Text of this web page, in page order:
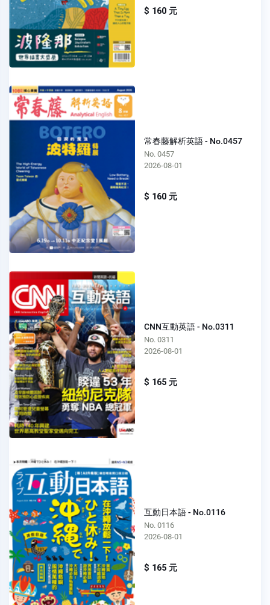
$ 160 元
常春藤解析英語 - No.0457
No. 0457
2026-08-01
$ 160 元
CNN互動英語 - No.0311
No. 0311
2026-08-01
$ 165 元
互動日本語 - No.0116
No. 0116
2026-08-01
$ 165 元